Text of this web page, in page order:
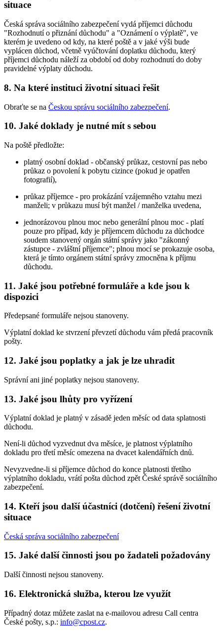
situace
Česká správa sociálního zabezpečení vydá příjemci důchodu
"Rozhodnutí o přiznání důchodu" a "Oznámení o výplatě", ve
kterém je uvedeno od kdy, na které poště a v jaké výši bude
vyplácen důchod, včetně vyúčtování doplatku důchodu, který
příjemci důchodu náleží za období od doby rozhodnutí do doby
pravidelné výplaty důchodu.
8. Na které instituci životní situaci řešit
Obraťte se na Českou správu sociálního zabezpečení.
10. Jaké doklady je nutné mít s sebou
Na poště předložte:
platný osobní doklad - občanský průkaz, cestovní pas nebo
průkaz o povolení k pobytu cizince (pokud je opatřen
fotografií),
průkaz příjemce - pro prokázání vzájemného vztahu mezi
manželi; v průkazu musí být manžel / manželka uvedena,
jednorázovou plnou moc nebo generální plnou moc - platí
pouze pro případ, kdy je příjemcem důchodu za důchodce
soudem stanovený orgán státní správy jako "zákonný
zástupce - zvláštní příjemce"; plnou mocí se prokazuje osoba,
která je tímto orgánem státní správy zmocněna k příjmu
důchodu.
11. Jaké jsou potřebné formuláře a kde jsou k
dispozici
Předepsané formuláře nejsou stanoveny.
Výplatní doklad ke stvrzení převzetí důchodu vám předá pracovník
pošty.
12. Jaké jsou poplatky a jak je lze uhradit
Správní ani jiné poplatky nejsou stanoveny.
13. Jaké jsou lhůty pro vyřízení
Výplatní doklad je platný v zásadě jeden měsíc od data splatnosti
důchodu.
Není-li důchod vyzvednut dva měsíce, je platnost výplatního
dokladu pro třetí měsíc omezena na dvacet kalendářních dnů.
Nevyzvedne-li si příjemce důchod do konce platnosti třetího
výplatního dokladu, vrátí pošta důchod zpět České správě sociálního
zabezpečení.
14. Kteří jsou další účastníci (dotčení) řešení životní
situace
Česká správa sociálního zabezpečení
15. Jaké další činnosti jsou po žadateli požadovány
Další činnosti nejsou stanoveny.
16. Elektronická služba, kterou lze využít
Případný dotaz můžete zaslat na e-mailovou adresu Call centra
České pošty, s.p.: info@cpost.cz.